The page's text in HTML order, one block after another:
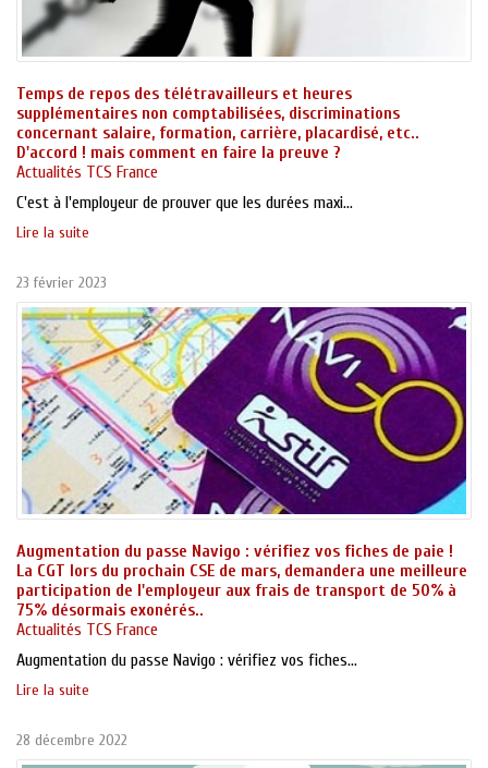
Temps de repos des télétravailleurs et heures
supplémentaires non comptabilisées, discriminations
concernant salaire, formation, carrière, placardisé, etc..
D'accord ! mais comment en faire la preuve ?
Actualités TCS France
C'est à l'employeur de prouver que les durées maxi...
Lire la suite
23 février 2023
Augmentation du passe Navigo : vérifiez vos fiches de paie !
La CGT lors du prochain CSE de mars, demandera une meilleure
participation de l'employeur aux frais de transport de 50% à
75% désormais exonérés..
Actualités TCS France
Augmentation du passe Navigo : vérifiez vos fiches...
Lire la suite
28 décembre 2022